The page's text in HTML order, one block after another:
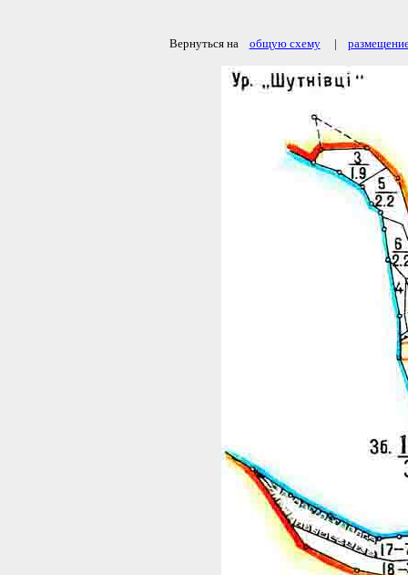
Вернуться на общую схему|